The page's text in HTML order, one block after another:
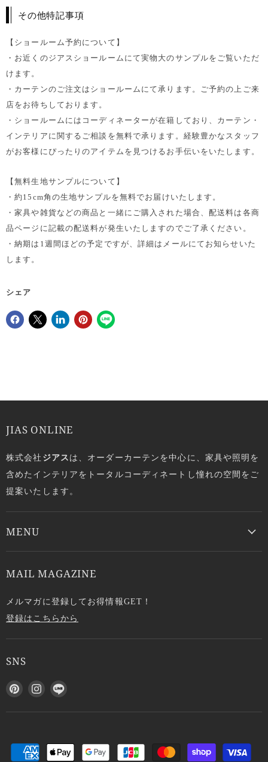
その他特記事項
【ショールーム予約について】
・お近くのジアスショールームにて実物大のサンプルをご覧いただ
けます。
・カーテンのご注文はショールームにて承ります。ご予約の上ご来
店をお待ちしております。
・ショールームにはコーディネーターが在籍しており、カーテン・
インテリアに関するご相談を無料で承ります。経験豊かなスタッフ
がお客様にぴったりのアイテムを見つけるお手伝いをいたします。
【無料生地サンプルについて】
・約15cm角の生地サンプルを無料でお届けいたします。
・家具や雑貨などの商品と一緒にご購入された場合、配送料は各商
品ページに記載の配送料が発生いたしますのでご了承ください。
・納期は1週間ほどの予定ですが、詳細はメールにてお知らせいた
します。
シェア
JIAS ONLINE
株式会社 ジアスは、オーダーカーテンを中心に、家具や照明を
含めたインテリアをトータルコーディネートし憧れの空間をご
提案いたします。
MENU
MAIL MAGAZINE
メルマガに登録してお得情報GET！
登録はこちらから
SNS
P
n
r
I
s
L
N
見